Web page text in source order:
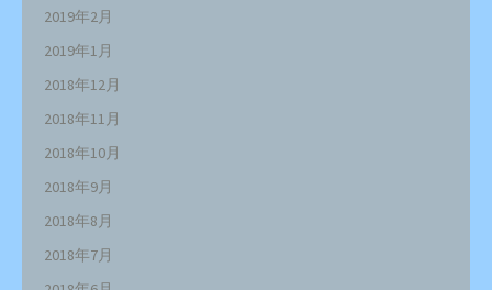
2019年2月
2019年1月
2018年12月
2018年11月
2018年10月
2018年9月
2018年8月
2018年7月